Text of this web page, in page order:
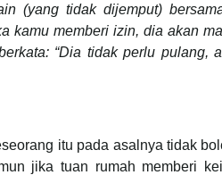
(yang tidak dijemput)
kamu memberi izin, dia akan
“Dia tidak perlu pulang,
itu pada asalnya tidak
jika tuan rumah memberi